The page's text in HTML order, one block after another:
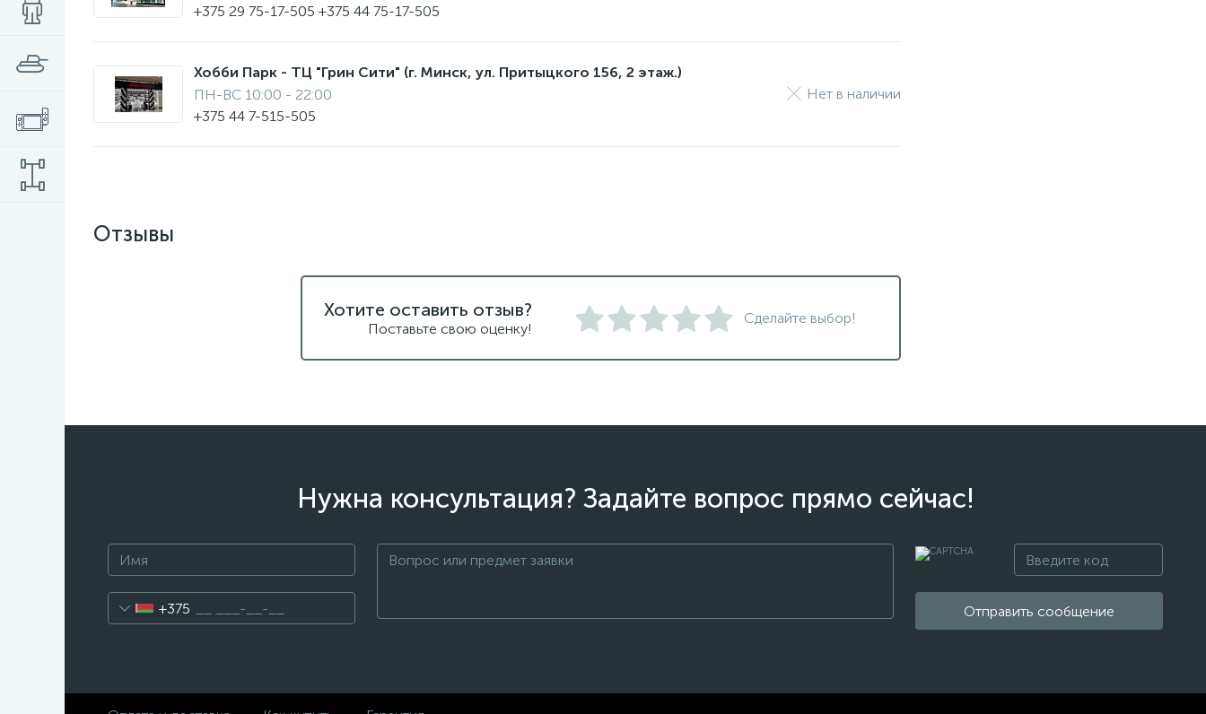
+375 29 75-17-505 +375 44 75-17-505
Хобби Парк - ТЦ "Грин Сити" (г. Минск, ул. Притыцкого 156, 2 этаж.)
ПН-ВС 10:00 - 22:00
+375 44 7-515-505
Нет в наличии
Отзывы
Хотите оставить отзыв?
Поставьте свою оценку!
Сделайте выбор!
Нужна консультация? Задайте вопрос прямо сейчас!
+375 Отправить сообщение